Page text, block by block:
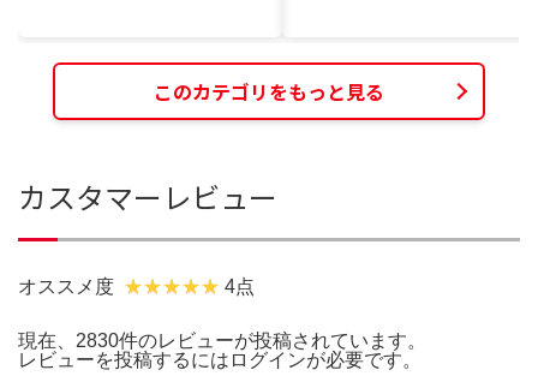
このカテゴリをもっと見る
カスタマーレビュー
オススメ度 4点
現在、2830件のレビューが投稿されています。
レビューを投稿するには ログインが必要です。